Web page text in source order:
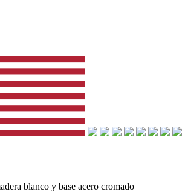
blanco y base acero cromado